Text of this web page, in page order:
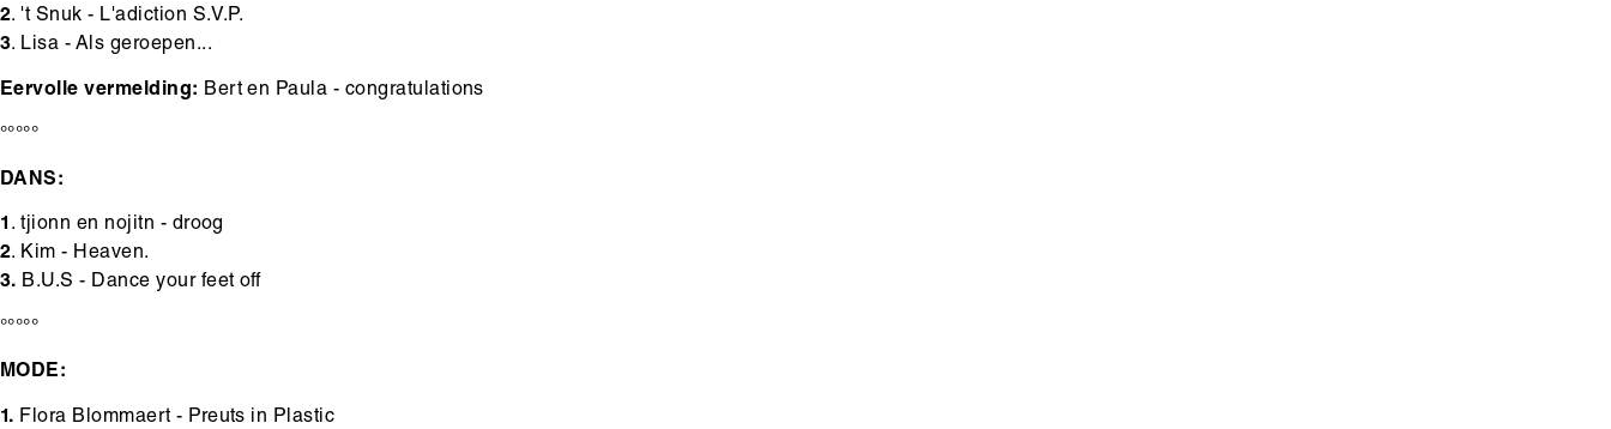
2. 't Snuk - L'adiction S.V.P.
3. Lisa - Als geroepen...
Eervolle vermelding: Bert en Paula - congratulations
°°°°°
DANS:
1 . tjionn en nojitn - droog
2. Kim - Heaven.
3. B.U.S - Dance your feet off
°°°°°
MODE:
1. Flora Blommaert - Preuts in Plastic